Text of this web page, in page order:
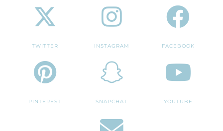
TWITTER INSTAGRAM FACEBOOK
PINTEREST SNAPCHAT YOUTUBE